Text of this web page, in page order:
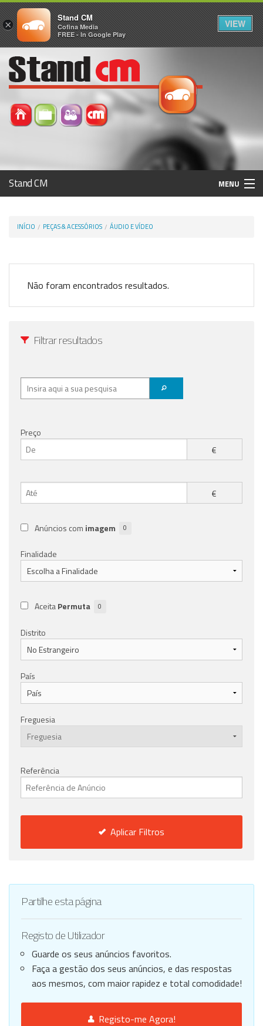
Stand CM MENU
Registo / Login
Anunciar Agora
INÍCIO PEÇAS & ACESSÓRIOS ÁUDIO E VÍDEO
Não foram encontrados resultados.
Filtrar resultados
Preço
€
€
Anúncios com imagem 0
Finalidade
AceitaPermuta 0
Distrito
País
Freguesia
Referência
Aplicar Filtros
Partilhe esta página
Registo de Utilizador
Guarde os seus anúncios favoritos.
Faça a gestão dos seus anúncios, e das respostas
aos mesmos, com maior rapidez e total comodidade!
Registo-me Agora!
×
Stand CM
Cofina Media
FREE - In Google Play
VIEW